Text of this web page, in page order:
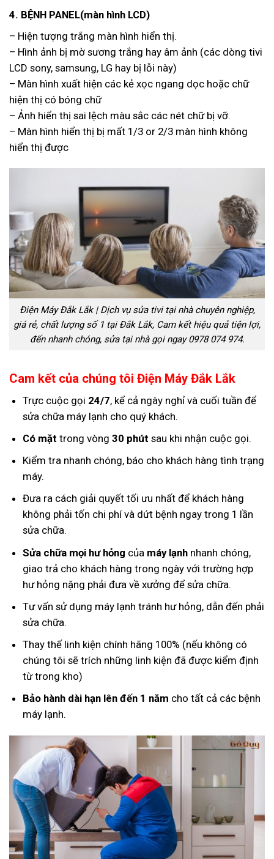
4. BỆNH PANEL(màn hình LCD)
– Hiện tượng trắng màn hình hiển thị.
– Hình ảnh bị mờ sương trắng hay âm ảnh (các dòng tivi
LCD sony, samsung, LG hay bị lỗi này)
– Màn hình xuất hiện các kẻ xọc ngang dọc hoặc chữ
hiện thị có bóng chữ
– Ảnh hiển thị sai lệch màu sắc các nét chữ bị vỡ.
– Màn hình hiển thị bị mất 1/3 or 2/3 màn hình không
hiển thị được
Điện Máy Đắk Lắk | Dịch vụ sửa tivi tại nhà chuyên nghiệp,
giá rẻ, chất lượng số 1 tại Đắk Lắk, Cam kết hiệu quả tiện lợi,
đến nhanh chóng, sửa tại nhà gọi ngay 0978 074 974.
Cam kết của chúng tôi Điện Máy Đắk Lắk
Trực cuộc gọi 24/7, kể cả ngày nghỉ và cuối tuần để
sửa chữa máy lạnh cho quý khách.
Có mặt trong vòng 30 phút sau khi nhận cuộc gọi.
Kiểm tra nhanh chóng, báo cho khách hàng tình trạng
máy.
Đưa ra cách giải quyết tối ưu nhất để khách hàng
không phải tốn chi phí và dứt bệnh ngay trong 1 lần
sửa chữa.
Sửa chữa mọi hư hỏng của máy lạnhnhanh chóng,
giao trả cho khách hàng trong ngày với trường hợp
hư hỏng nặng phải đưa về xưởng để sửa chữa.
Tư vấn sử dụng máy lạnh tránh hư hỏng, dẫn đến phải
sửa chữa.
Thay thế linh kiện chính hãng 100% (nếu không có
chúng tôi sẽ trích những linh kiện đã được kiểm định
từ trong kho)
Bảo hành dài hạn lên đến 1 năm cho tất cả các bệnh
máy lạnh.